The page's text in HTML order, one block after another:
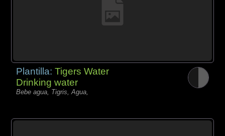
Plantilla:Tigers Water
Drinking water
Bebe agua, Tigris, Agua,